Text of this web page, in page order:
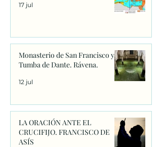
17 jul
Monasterio de San Francisco y
Tumba de Dante. Rávena.
12 jul
LA ORACIÓN ANTE EL
CRUCIFIJO. FRANCISCO DE
ASÍS